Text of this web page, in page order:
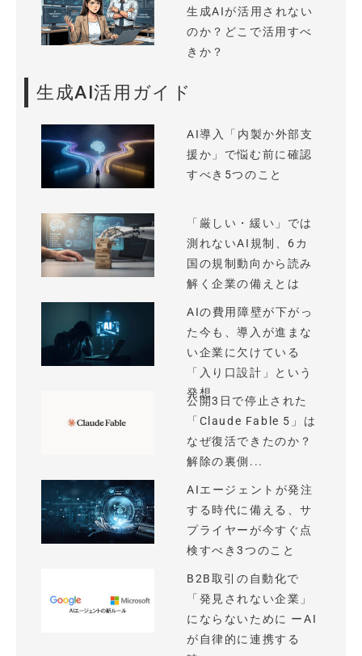
生成AIが活用されない
のか？どこで活用すべ
きか？
生成AI活用ガイド
AI導入「内製か外部支
援か」で悩む前に確認
すべき5つのこと
「厳しい・緩い」では
測れないAI規制、6カ
国の規制動向から読み
解く企業の備えとは
AIの費用障壁が下がっ
た今も、導入が進まな
い企業に欠けている
「入り口設計」という
発想
公開3日で停止された
「Claude Fable 5」は
なぜ復活できたのか？
解除の裏側...
AIエージェントが発注
する時代に備える、サ
プライヤーが今すぐ点
検すべき3つのこと
B2B取引の自動化で
「発見されない企業」
にならないために ーAI
が自律的に連携する